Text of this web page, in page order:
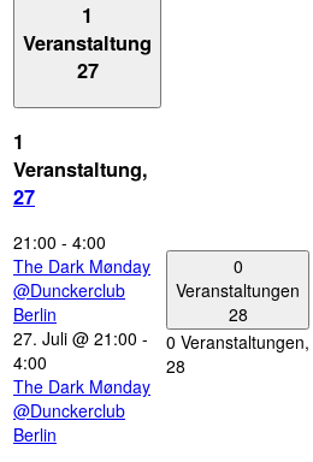
1
Veranstaltung
27
1
Veranstaltung,
27
21:00 - 4:00
The Dark Mønday
@Dunckerclub
Berlin
27. Juli @ 21:00 -
4:00
The Dark Mønday
@Dunckerclub
Berlin
0
Veranstaltungen
28
0 Veranstaltungen,
28